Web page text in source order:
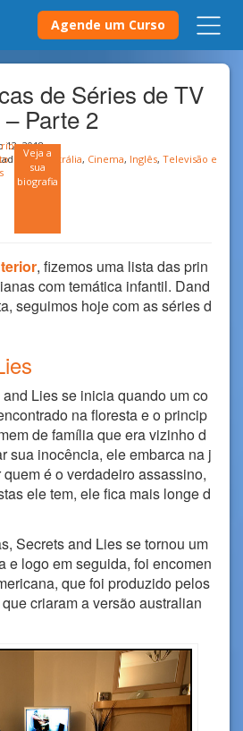
Agende um Curso
de Séries de TV
Parte 2
Veja a
sua
biografia
12, 2018
emAustrália, Cinema, Inglês, Televisão e
, fizemos uma lista das prin
com temática infantil. Dand
seguimos hoje com as séries d
Lies se inicia quando um co
na floresta e o princip
de família que era vizinho d
sua inocência, ele embarca na j
é o verdadeiro assassino,
ele tem, ele fica mais longe d
Secrets and Lies se tornou um
e logo em seguida, foi encomen
que foi produzido pelos
criaram a versão australian